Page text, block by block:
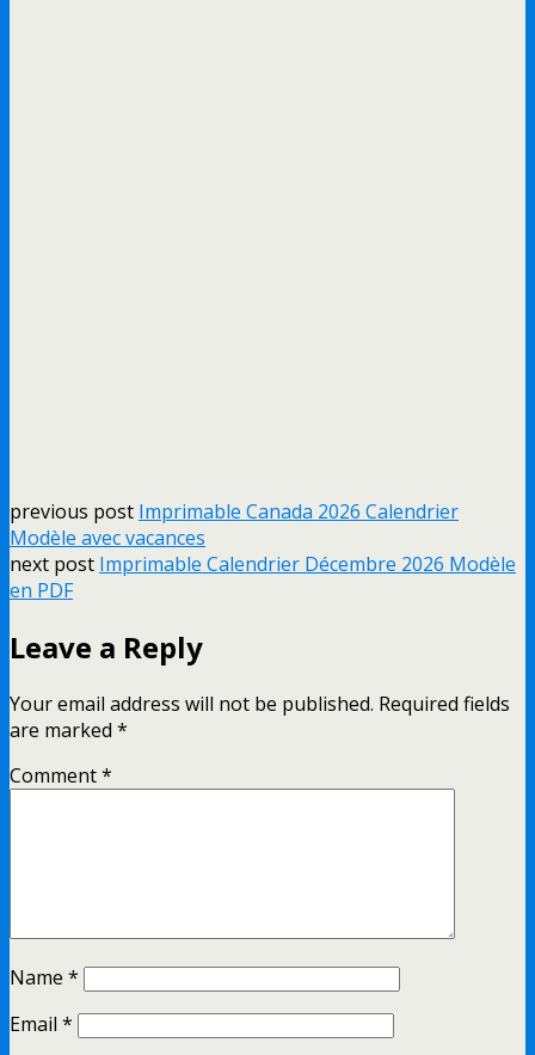
previous post Imprimable Canada 2026 Calendrier
Modèle avec vacances
next post Imprimable Calendrier Décembre 2026 Modèle
en PDF
Leave a Reply
Your email address will not be published. Required fields
are marked *
Comment*
Name *
Email *